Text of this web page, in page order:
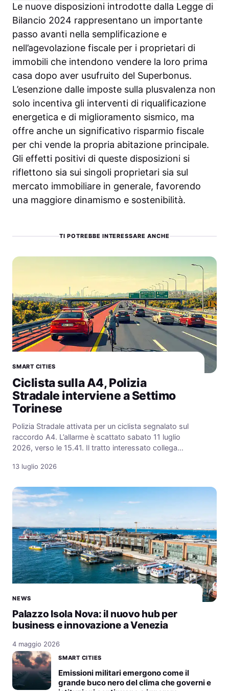
Le nuove disposizioni introdotte dalla Legge di
Bilancio 2024 rappresentano un importante
passo avanti nella semplificazione e
nell’agevolazione fiscale per i proprietari di
immobili che intendono vendere la loro prima
casa dopo aver usufruito del Superbonus.
L’esenzione dalle imposte sulla plusvalenza non
solo incentiva gli interventi di riqualificazione
energetica e di miglioramento sismico, ma
offre anche un significativo risparmio fiscale
per chi vende la propria abitazione principale.
Gli effetti positivi di queste disposizioni si
riflettono sia sui singoli proprietari sia sul
mercato immobiliare in generale, favorendo
una maggiore dinamismo e sostenibilità.
TI POTREBBE INTERESSARE ANCHE
SMART CITIES
Ciclista sulla A4, Polizia
Stradale interviene a Settimo
Torinese
Polizia Stradale attivata per un ciclista segnalato sul
raccordo A4. L’allarme è scattato sabato 11 luglio
2026, verso le 15.41. Il tratto interessato collega…
13 luglio 2026
NEWS
Palazzo Isola Nova: il nuovo hub per
business e innovazione a Venezia
4 maggio 2026
SMART CITIES
Emissioni militari emergono come il
grande buco nero del clima che governi e